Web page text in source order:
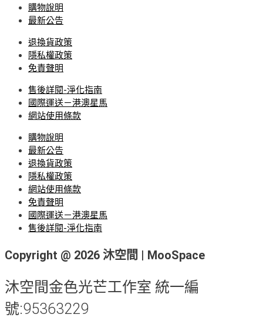
購物說明
最新公告
退換貨政策
隱私權政策
免責聲明
售後詳閱-淨化指南
國際運送－港澳星馬
網站使用條款
購物說明
最新公告
退換貨政策
隱私權政策
網站使用條款
免責聲明
國際運送－港澳星馬
售後詳閱-淨化指南
Copyright @ 2026 沐空間 | MooSpace
沐空間金色光芒工作室 統一編
號:95363229